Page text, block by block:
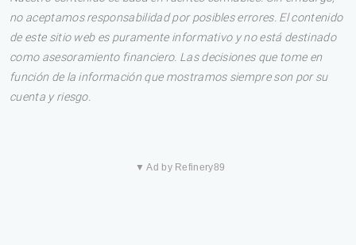
no aceptamos responsabilidad por posibles errores. El contenido
de este sitio web es puramente informativo y no está destinado
como asesoramiento financiero. Las decisiones que tome en
función de la información que mostramos siempre son por su
cuenta y riesgo.
▼ Ad by Refinery89